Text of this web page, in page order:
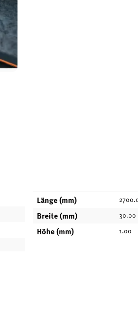
Länge (mm)
Breite (mm) 30.00
Höhe (mm) 1.00